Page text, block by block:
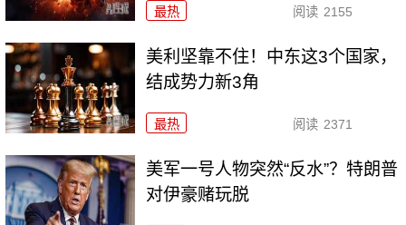
最热 阅读 2155
美利坚靠不住！中东这3个国家，
结成势力新3角
最热 阅读 2371
美军一号人物突然“反水”？特朗普
对伊豪赌玩脱